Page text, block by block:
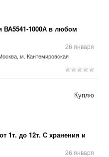
ВА5541-1000А в любом
26 января
м. Кантемировская
1т. до 12т. С хранения и
26 января
Куплю